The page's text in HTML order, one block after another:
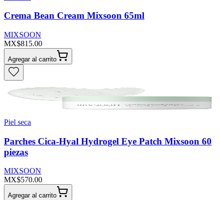
Crema Bean Cream Mixsoon 65ml
MIXSOON
MX$815.00
Agregar al carrito
Piel seca
Parches Cica-Hyal Hydrogel Eye Patch Mixsoon 60
piezas
MIXSOON
MX$570.00
Agregar al carrito